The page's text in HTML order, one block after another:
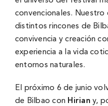
convencionales.
distintos rincones de
convivencia y creación
experiencia a la vida
entornos naturales.
El próximo 6 de junio
de Bilbao con Hirian y,